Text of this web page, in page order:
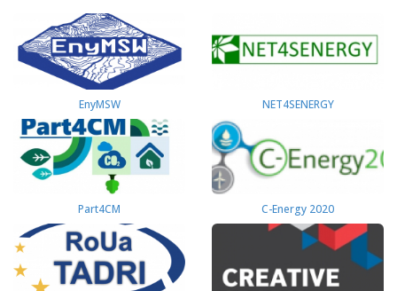
EnyMSW NET4SENERGY
Part4СМ C-Energy 2020